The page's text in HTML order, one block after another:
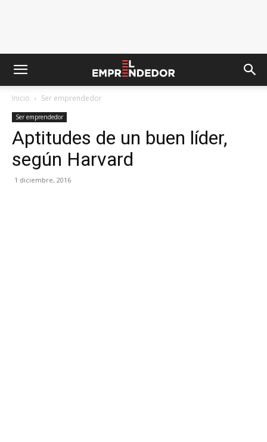
Inicio Ser emprendedor
Ser emprendedor
Aptitudes de un buen líder,
según Harvard
1 diciembre, 2016